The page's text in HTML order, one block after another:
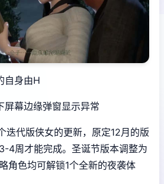
自身由H
屏幕边缘弹窗显示异常
代版侠女的更新，原定12月的版
4周才能完成。圣诞节版本调整为
角色均可解锁1个全新的夜袭体